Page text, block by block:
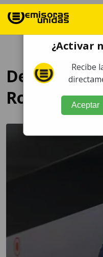
Roque
¿Activar
Recibe
Aceptar